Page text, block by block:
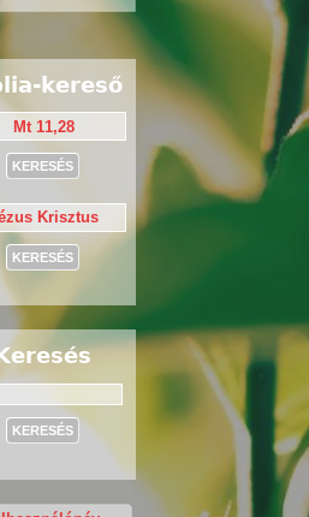
kereső